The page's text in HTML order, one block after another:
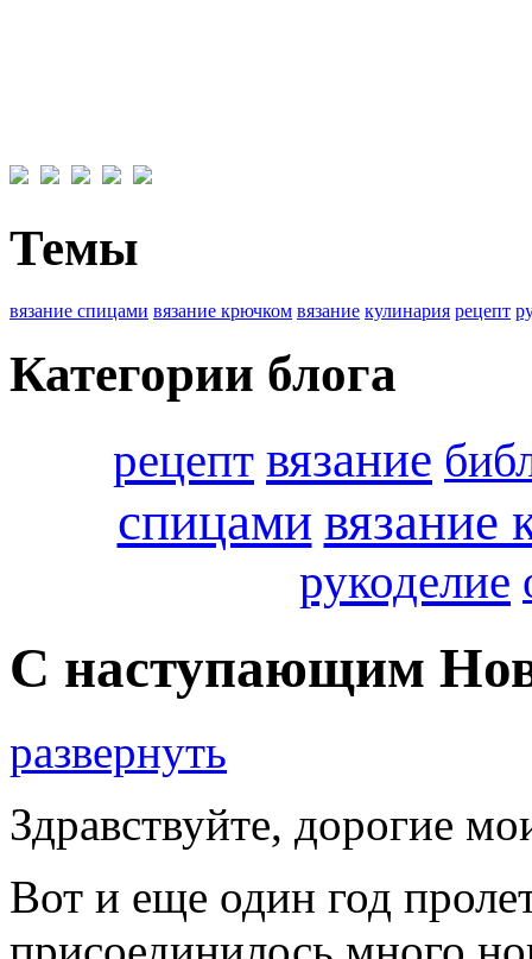
Темы
вязание спицами вязание крючком вязание кулинария рецепт
Категории блога
рецепт вязание
спицами вязание
рукоделие
С наступающим
развернуть
Здравствуйте, дорогие
Вот и еще один год